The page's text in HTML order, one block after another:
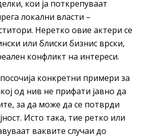
кои ја поткрепуваат
локални власти –
Неретко овие актери се
или блиски бизнис врски,
конфликт на интереси.
конкретни примери за
од нив не прифати јавно да
за да може да се потврди
Исто така, тие ретко или
ваквите случаи до